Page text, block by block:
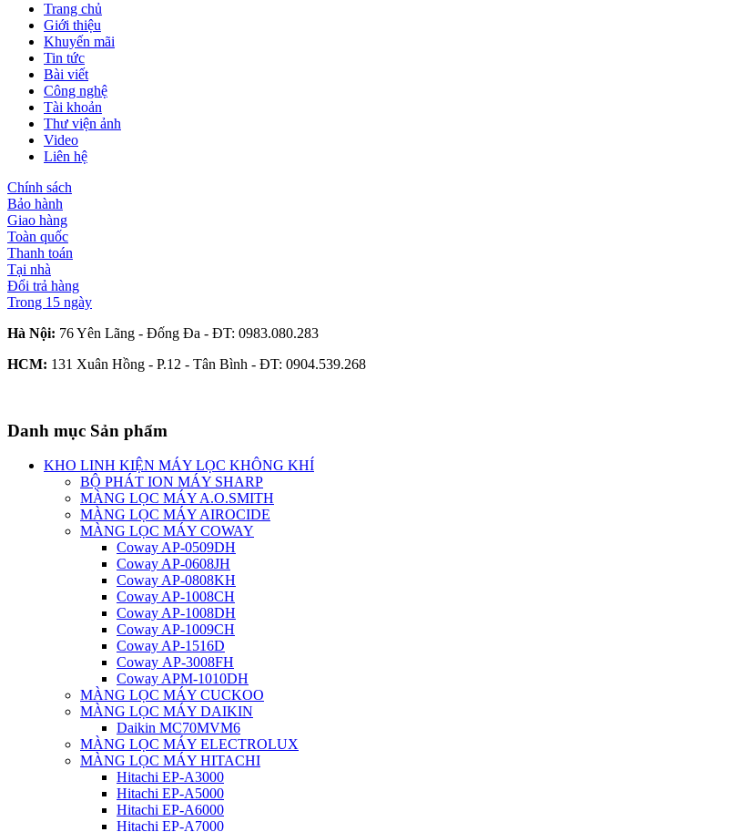
Trang chủ
Giới thiệu
Khuyến mãi
Tin tức
Bài viết
Công nghệ
Tài khoản
Thư viện ảnh
Video
Liên hệ
Chính sách
Bảo hành
Giao hàng
Toàn quốc
Thanh toán
Tại nhà
Đổi trả hàng
Trong 15 ngày
Hà Nội: 76 Yên Lãng - Đống Đa - ĐT: 0983.080.283
HCM: 131 Xuân Hồng - P.12 - Tân Bình - ĐT: 0904.539.268
Danh mục Sản phẩm
KHO LINH KIỆN MÁY LỌC KHÔNG KHÍ
BỘ PHÁT ION MÁY SHARP
MÀNG LỌC MÁY A.O.SMITH
MÀNG LỌC MÁY AIROCIDE
MÀNG LỌC MÁY COWAY
Coway AP-0509DH
Coway AP-0608JH
Coway AP-0808KH
Coway AP-1008CH
Coway AP-1008DH
Coway AP-1009CH
Coway AP-1516D
Coway AP-3008FH
Coway APM-1010DH
MÀNG LỌC MÁY CUCKOO
MÀNG LỌC MÁY DAIKIN
Daikin MC70MVM6
MÀNG LỌC MÁY ELECTROLUX
MÀNG LỌC MÁY HITACHI
Hitachi EP-A3000
Hitachi EP-A5000
Hitachi EP-A6000
Hitachi EP-A7000